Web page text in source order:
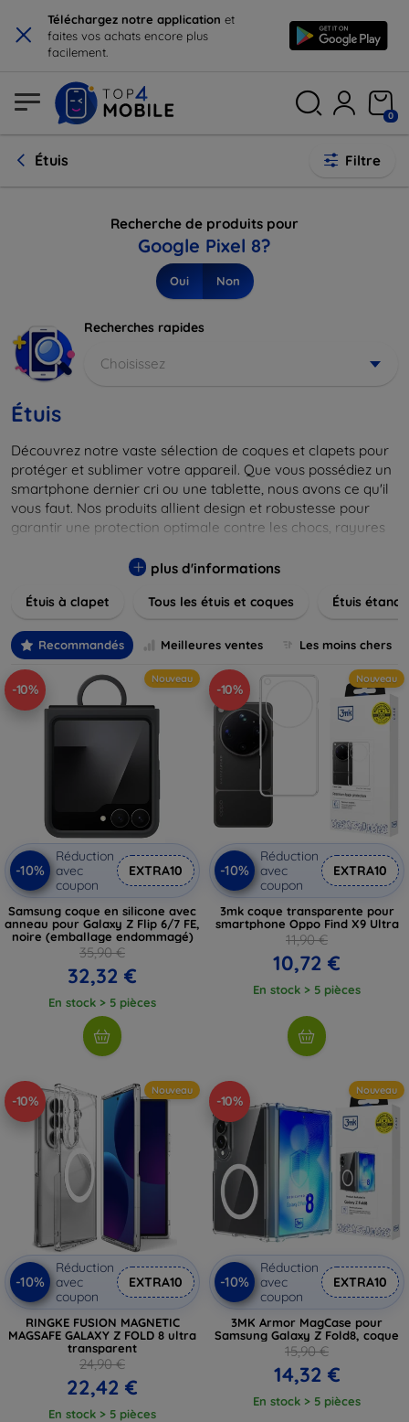
× Téléchargez notre application et
faites vos achats encore plus
facilement.
0
Étuis Filtre
Recherche de produits pour
Google Pixel 8?
Oui Non
Recherches rapides
Choisissez
Étuis
Découvrez notre vaste sélection de coques et clapets pour
protéger et sublimer votre appareil. Que vous possédiez un
smartphone dernier cri ou une tablette, nous avons ce qu'il
vous faut. Nos produits allient design et robustesse pour
garantir une protection optimale contre les chocs, rayures
allant des modèles élégants et minimalistes aux designs
matériaux de haute qualité, y compris le cuir, le silicone, et
parfait pour exprimer votre style tout en assurant la
durabilité de votre appareil.
plus d'informations
Étuis à clapet Tous les étuis et coques Étuis
Recommandés Meilleures ventes Les moins chers
-10%
Nouveau
-10%
Réduction
avec
coupon
EXTRA10
Samsung coque en silicone avec
anneau pour Galaxy Z Flip 6/7 FE,
noire (emballage endommagé)
35,90 €
32,32 €
En stock > 5 pièces
-10%
Nouveau
-10%
Réduction
avec
coupon
EXTRA10
3mk coque transparente pour
smartphone Oppo Find X9 Ultra
11,90 €
10,72 €
En stock > 5 pièces
-10%
Nouveau
-10%
Réduction
avec
coupon
EXTRA10
RINGKE FUSION MAGNETIC
MAGSAFE GALAXY Z FOLD 8 ultra
transparent
24,90 €
22,42 €
En stock > 5 pièces
-10%
Nouveau
-10%
Réduction
avec
coupon
EXTRA10
3MK Armor MagCase pour
Samsung Galaxy Z Fold8, coque
15,90 €
14,32 €
En stock > 5 pièces